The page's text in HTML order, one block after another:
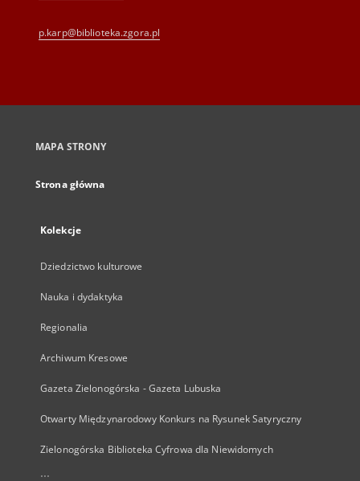
p.karp@biblioteka.zgora.pl
MAPA STRONY
Strona główna
Kolekcje
Dziedzictwo kulturowe
Nauka i dydaktyka
Regionalia
Archiwum Kresowe
Gazeta Zielonogórska - Gazeta Lubuska
Otwarty Międzynarodowy Konkurs na Rysunek Satyryczny
Zielonogórska Biblioteka Cyfrowa dla Niewidomych
...